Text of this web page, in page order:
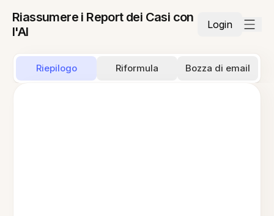
Riassumere i Report dei Casi con
l'AI
Login
Riepilogo Riformula Bozza di email